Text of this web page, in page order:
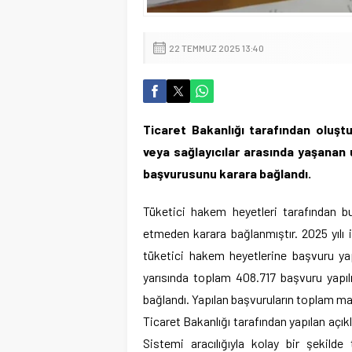
22 TEMMUZ 2025 13:40
Ticaret Bakanlığı tarafından
veya sağlayıcılar arasında yaşanan
başvurusunu karara bağlandı.
Tüketici hakem heyetleri tarafından
etmeden karara bağlanmıştır. 2025
tüketici hakem heyetlerine başvuru
yarısında toplam 408.717 başvuru
bağlandı. Yapılan başvuruların toplam
Ticaret Bakanlığı tarafından yapılan
Sistemi aracılığıyla kolay bir